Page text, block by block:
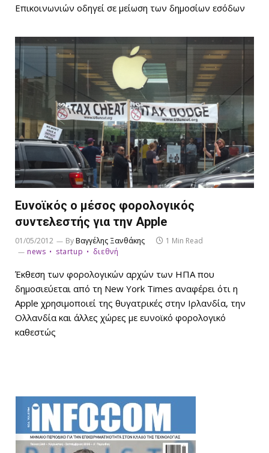
Επικοινωνιών οδηγεί σε μείωση των δημοσίων εσόδων
Ευνοϊκός ο μέσος φορολογικός
συντελεστής για την Apple
01/05/2012 ByΒαγγέλης Ξανθάκης
1 Min Read
news
startup διεθνή
Έκθεση των φορολογικών αρχών των ΗΠΑ που
δημοσιεύεται από τη New York Times αναφέρει ότι η
Apple χρησιμοποιεί της θυγατρικές στην Ιρλανδία, την
Ολλανδία και άλλες χώρες με ευνοϊκό φορολογικό
καθεστώς